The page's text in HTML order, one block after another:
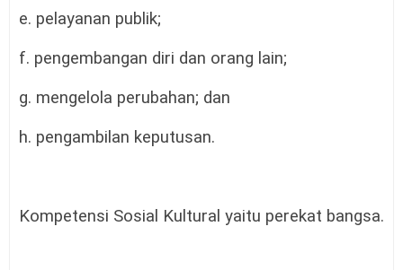
e. pelayanan publik;
f. pengembangan diri dan orang lain;
g. mengelola perubahan; dan
h. pengambilan keputusan.
Kompetensi Sosial Kultural yaitu perekat bangsa.